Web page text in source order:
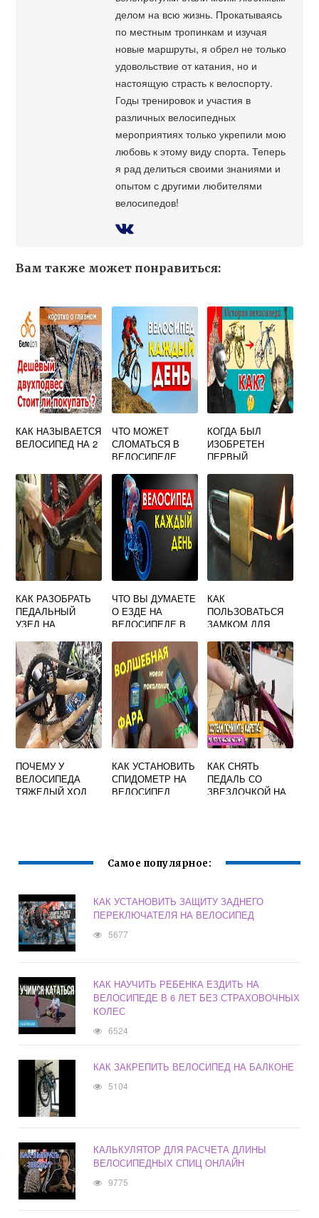
делом на всю жизнь. Прокатываясь
по местным тропинкам и изучая
новые маршруты, я обрел не только
удовольствие от катания, но и
настоящую страсть к велоспорту.
Годы тренировок и участия в
различных велосипедных
мероприятиях только укрепили мою
любовь к этому виду спорта. Теперь
я рад делиться своими знаниями и
опытом с другими любителями
велосипедов!
Вам также может понравиться:
КАК НАЗЫВАЕТСЯ
ВЕЛОСИПЕД НА 2
ЧТО МОЖЕТ
СЛОМАТЬСЯ В
ВЕЛОСИПЕДЕ
КОГДА БЫЛ
ИЗОБРЕТЕН
ПЕРВЫЙ
КАК РАЗОБРАТЬ
ПЕДАЛЬНЫЙ
УЗЕЛ НА
ЧТО ВЫ ДУМАЕТЕ
О ЕЗДЕ НА
ВЕЛОСИПЕДЕ В
КАК
ПОЛЬЗОВАТЬСЯ
ЗАМКОМ ДЛЯ
ПОЧЕМУ У
ВЕЛОСИПЕДА
ТЯЖЕЛЫЙ ХОД
КАК УСТАНОВИТЬ
СПИДОМЕТР НА
ВЕЛОСИПЕД
КАК СНЯТЬ
ПЕДАЛЬ СО
ЗВЕЗДОЧКОЙ НА
Самое популярное:
КАК УСТАНОВИТЬ ЗАЩИТУ ЗАДНЕГО
ПЕРЕКЛЮЧАТЕЛЯ НА ВЕЛОСИПЕД
5677
КАК НАУЧИТЬ РЕБЕНКА ЕЗДИТЬ НА
ВЕЛОСИПЕДЕ В 6 ЛЕТ БЕЗ СТРАХОВОЧНЫХ
КОЛЕС
6524
КАК ЗАКРЕПИТЬ ВЕЛОСИПЕД НА БАЛКОНЕ
5104
КАЛЬКУЛЯТОР ДЛЯ РАСЧЕТА ДЛИНЫ
ВЕЛОСИПЕДНЫХ СПИЦ ОНЛАЙН
9775